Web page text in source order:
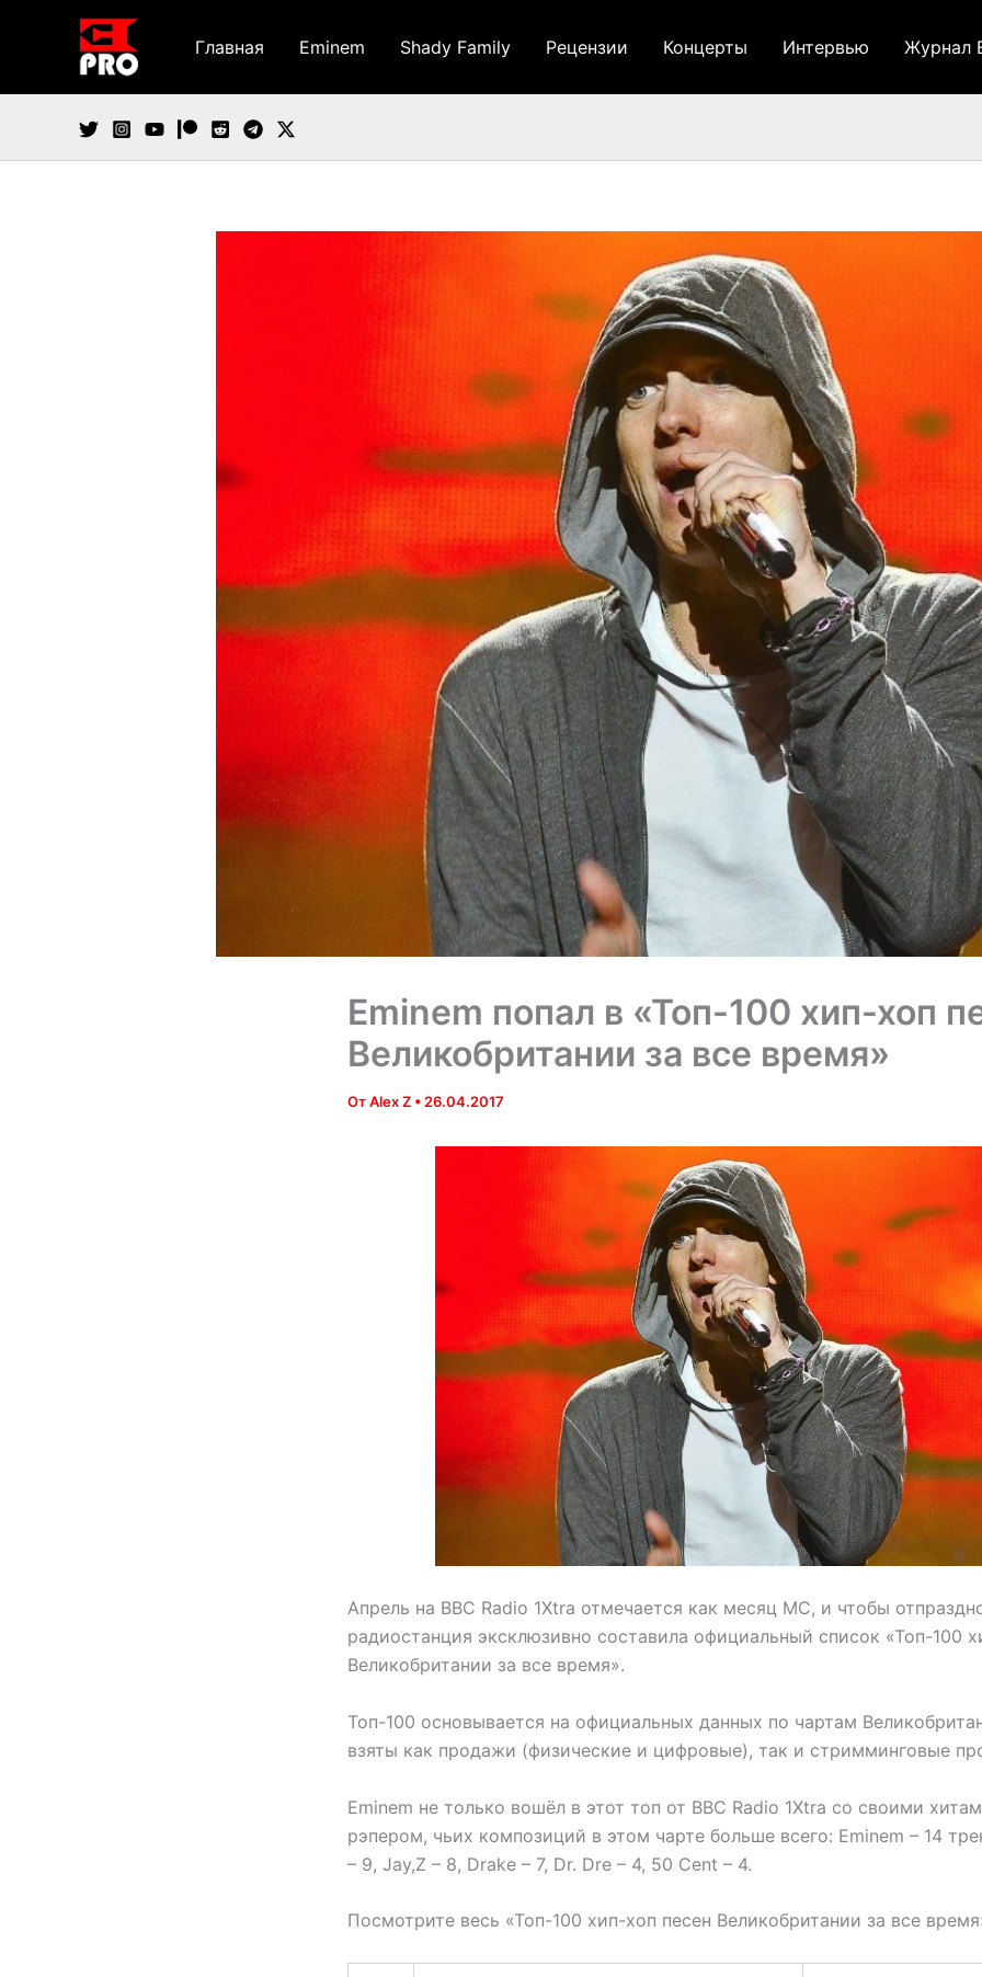
содержимому
Главная Eminem Shady Family Рецензии Концерты Интервью Журнал
Eminem попал в «Топ-100 хип-хоп
Великобритании за все время»
ОтAlex Z • 26.04.2017
Апрель на BBC Radio 1Xtra отмечается как месяц МС, и чтобы
радиостанция эксклюзивно составила официальный список «Топ-100
Великобритании за все время».
Топ-100 основывается на официальных данных по чартам
взяты как продажи (физические и цифровые), так и стримминговые
Eminem не только вошёл в этот топ от BBC Radio 1Xtra со своими
рэпером, чьих композиций в этом чарте больше всего: Eminem – 14
– 9, Jay,Z – 8, Drake – 7, Dr. Dre – 4, 50 Cent – 4.
Посмотрите весь «Топ-100 хип-хоп песен Великобритании за все